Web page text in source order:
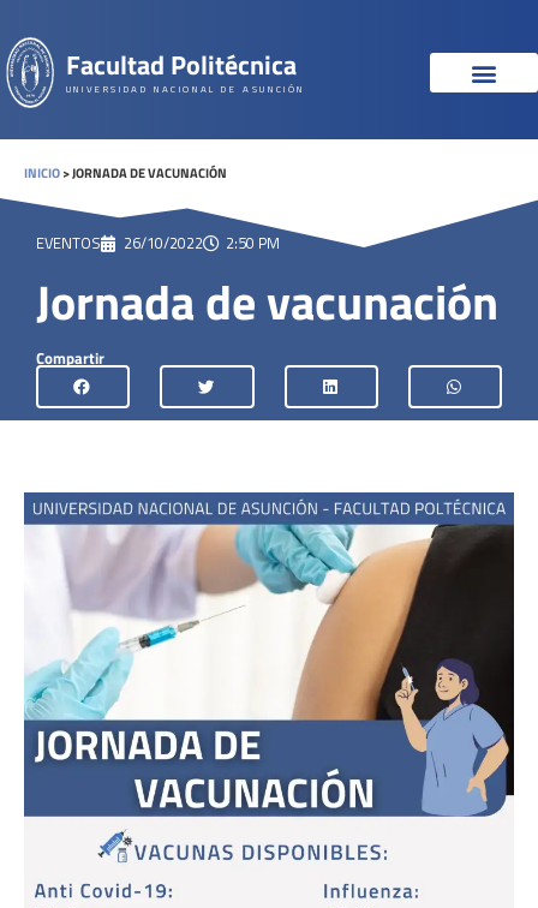
Facultad Politécnica
UNIVERSIDAD NACIONAL DE ASUNCIÓN
INICIO>JORNADA DE VACUNACIÓN
EVENTOS 26/10/2022 2:50 PM
Jornada de vacunación
Compartir